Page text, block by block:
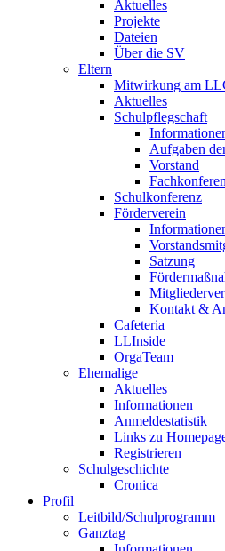
Aktuelles
Projekte
Dateien
Über die SV
Eltern
Mitwirkung am
Aktuelles
Schulpflegschaft
Aufgaben
Vorstand
Schulkonferenz
Förderverein
Satzung
Kontakt &
Cafeteria
LLInside
OrgaTeam
Ehemalige
Aktuelles
Informationen
Anmeldestatistik
Links zu
Registrieren
Schulgeschichte
Cronica
Profil
Leitbild/Schulprogramm
Ganztag